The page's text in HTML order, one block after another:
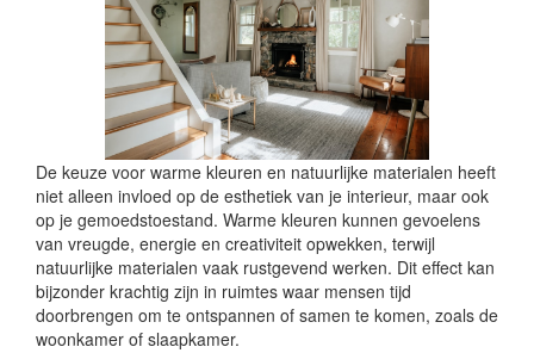
De keuze voor warme kleuren en natuurlijke materialen heeft
niet alleen invloed op de esthetiek van je interieur, maar ook
op je gemoedstoestand. Warme kleuren kunnen gevoelens
van vreugde, energie en creativiteit opwekken, terwijl
natuurlijke materialen vaak rustgevend werken. Dit effect kan
bijzonder krachtig zijn in ruimtes waar mensen tijd
doorbrengen om te ontspannen of samen te komen, zoals de
woonkamer of slaapkamer.